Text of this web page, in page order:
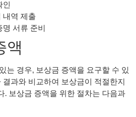
인
내역 제출
서류 준비
액
는 경우, 보상금 증액을 요구할 수 있
과와 비교하여 보상금이 적절한지
. 보상금 증액을 위한 절차는 다음과